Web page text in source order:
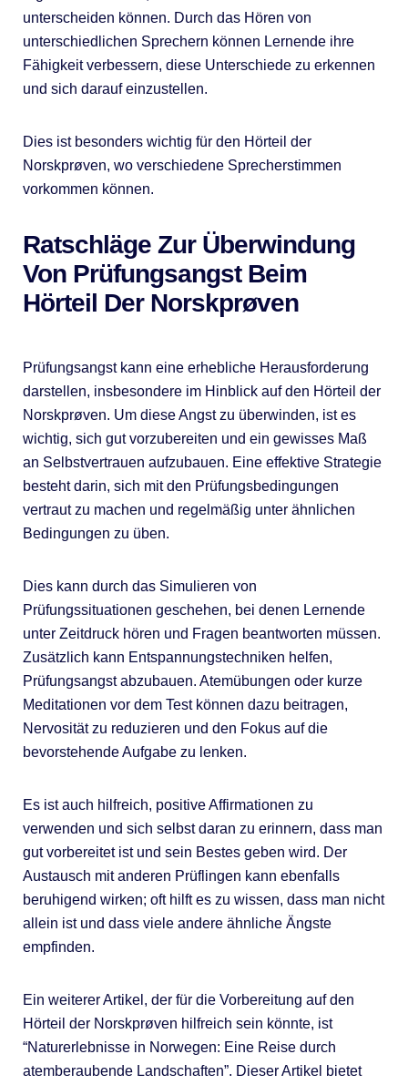
unterscheiden können. Durch das Hören von
unterschiedlichen Sprechern können Lernende ihre
Fähigkeit verbessern, diese Unterschiede zu erkennen
und sich darauf einzustellen.
Dies ist besonders wichtig für den Hörteil der
Norskprøven, wo verschiedene Sprecherstimmen
vorkommen können.
Ratschläge Zur Überwindung
Von Prüfungsangst Beim
Hörteil Der Norskprøven
Prüfungsangst kann eine erhebliche Herausforderung
darstellen, insbesondere im Hinblick auf den Hörteil der
Norskprøven. Um diese Angst zu überwinden, ist es
wichtig, sich gut vorzubereiten und ein gewisses Maß
an Selbstvertrauen aufzubauen. Eine effektive Strategie
besteht darin, sich mit den Prüfungsbedingungen
vertraut zu machen und regelmäßig unter ähnlichen
Bedingungen zu üben.
Dies kann durch das Simulieren von
Prüfungssituationen geschehen, bei denen Lernende
unter Zeitdruck hören und Fragen beantworten müssen.
Zusätzlich kann Entspannungstechniken helfen,
Prüfungsangst abzubauen. Atemübungen oder kurze
Meditationen vor dem Test können dazu beitragen,
Nervosität zu reduzieren und den Fokus auf die
bevorstehende Aufgabe zu lenken.
Es ist auch hilfreich, positive Affirmationen zu
verwenden und sich selbst daran zu erinnern, dass man
gut vorbereitet ist und sein Bestes geben wird. Der
Austausch mit anderen Prüflingen kann ebenfalls
beruhigend wirken; oft hilft es zu wissen, dass man nicht
allein ist und dass viele andere ähnliche Ängste
empfinden.
Ein weiterer Artikel, der für die Vorbereitung auf den
Hörteil der Norskprøven hilfreich sein könnte, ist
“Naturerlebnisse in Norwegen: Eine Reise durch
atemberaubende Landschaften”. Dieser Artikel bietet